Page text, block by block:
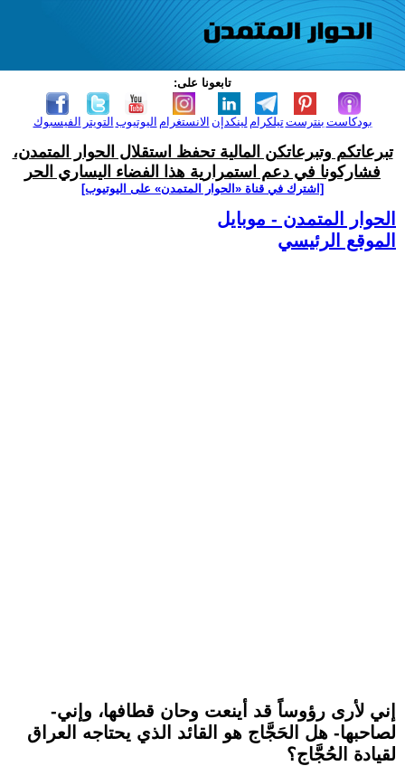
تابعونا على:
الفيسبوك التويتر اليوتيوب الانستغرام لينكدإن تيلكرامبنترست بودكاست
تبرعاتكم وتبرعاتكن المالية تحفظ استقلال الحوار المتمدن،
فشاركونا في دعم استمرارية هذا الفضاء اليساري الحر
[اشترك في قناة ‫«الحوار المتمدن» على اليوتيوب]
الحوار المتمدن - موبايل
الموقع الرئيسي
-إني لأرى رؤوساً قد أينعت وحان قطافها، وإني
لصاحبها- هل الحَجَّاج هو القائد الذي يحتاجه العراق
لقيادة الحُجَّاج؟